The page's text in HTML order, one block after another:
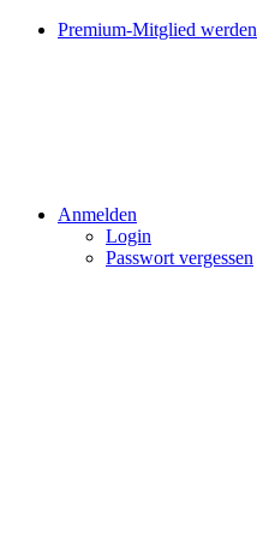
Premium-Mitglied werden
Anmelden
Login
Passwort vergessen